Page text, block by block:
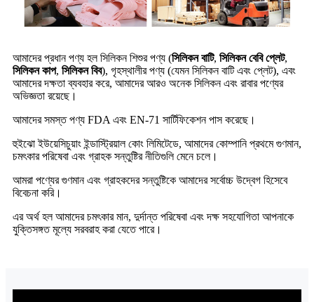
আমাদের প্রধান পণ্য হল সিলিকন শিশুর পণ্য (সিলিকন বাটি, সিলিকন বেবি প্লেট,
সিলিকন কাপ, সিলিকন বিব), গৃহস্থালীর পণ্য (যেমন সিলিকন বাটি এবং প্লেট), এবং
আমাদের দক্ষতা ব্যবহার করে, আমাদের আরও অনেক সিলিকন এবং রাবার পণ্যের
অভিজ্ঞতা রয়েছে।
আমাদের সমস্ত পণ্য FDA এবং EN-71 সার্টিফিকেশন পাস করেছে।
হুইঝো ইউয়েসিচুয়াং ইন্ডাস্ট্রিয়াল কোং লিমিটেডে, আমাদের কোম্পানি প্রথমে গুণমান,
চমৎকার পরিষেবা এবং গ্রাহক সন্তুষ্টির নীতিগুলি মেনে চলে।
আমরা পণ্যের গুণমান এবং গ্রাহকদের সন্তুষ্টিকে আমাদের সর্বোচ্চ উদ্বেগ হিসেবে
বিবেচনা করি।
এর অর্থ হল আমাদের চমৎকার মান, দুর্দান্ত পরিষেবা এবং দক্ষ সহযোগিতা আপনাকে
যুক্তিসঙ্গত মূল্যে সরবরাহ করা যেতে পারে।